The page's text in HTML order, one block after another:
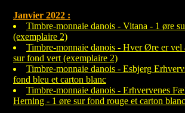
Janvier 2022 :
Timbre-monnaie danois - Vitana - 1 øre
(exemplaire 2)
Timbre-monnaie danois - Hver Øre er vel
sur fond vert (exemplaire 2)
Timbre-monnaie danois - Esbjerg
fond bleu et carton blanc
Timbre-monnaie danois - Erhvervenes
Herning - 1 øre sur fond rouge et carton blanc